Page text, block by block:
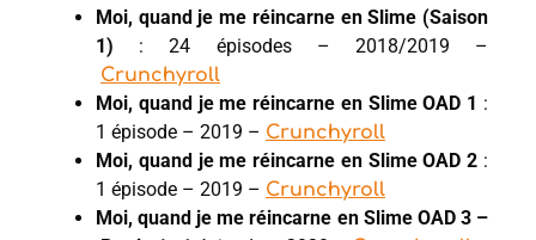
Moi, quand je me réincarne en Slime (Saison
1) : 24 épisodes – 2018/2019 –
Crunchyroll
Moi, quand je me réincarne en Slime OAD 1 :
1 épisode – 2019 – Crunchyroll
Moi, quand je me réincarne en Slime OAD 2 :
1 épisode – 2019 – Crunchyroll
Moi, quand je me réincarne en Slime OAD 3 –